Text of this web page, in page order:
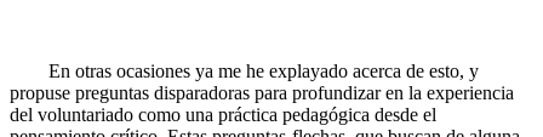
En otras ocasiones ya me he explayado acerca de esto, y
propuse preguntas disparadoras para profundizar en la experiencia
del voluntariado como una práctica pedagógica desde el